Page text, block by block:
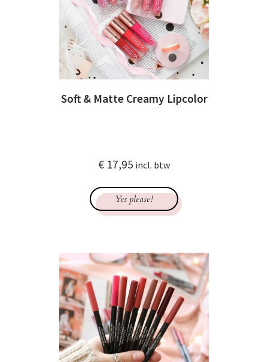
Soft & Matte Creamy Lipcolor
€ 17,95 incl. btw
Yes please!